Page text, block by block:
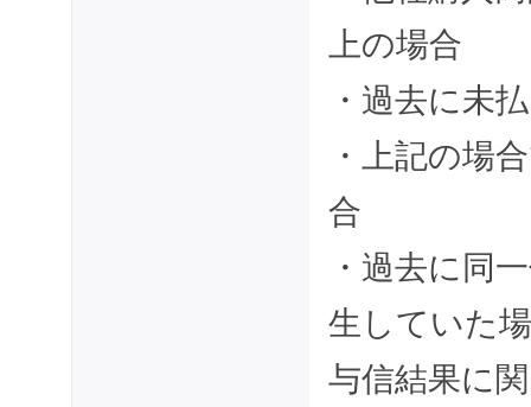
上の場合
・過去に未
・上記の場
合
・過去に同
生していた
与信結果に